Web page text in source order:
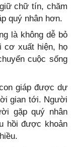
chữ tín, chăm
quý nhân hơn.
là không dễ bỏ
cơ xuất hiện, họ
cuộc sống
giáp được dự
gian tới. Người
gặp quý nhân
hồi được khoản